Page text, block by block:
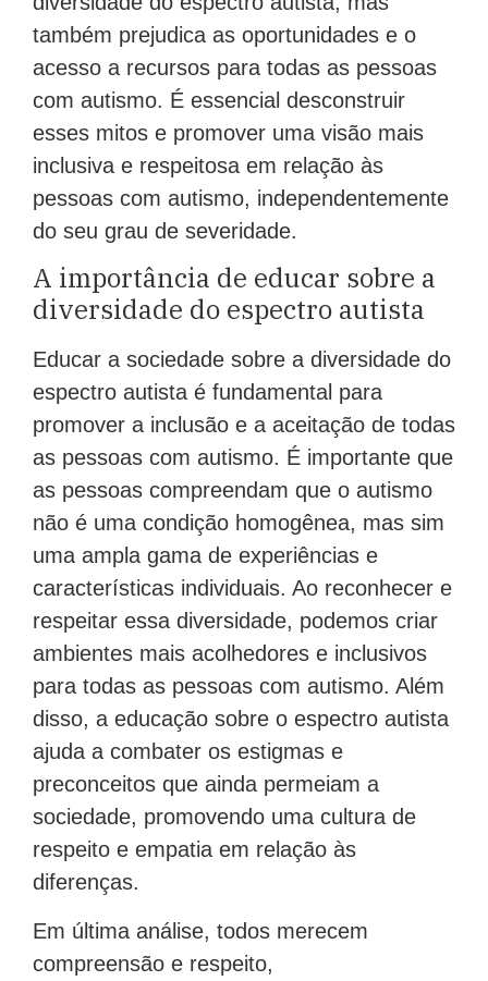
também prejudica as oportunidades e o
acesso a recursos para todas as pessoas
com autismo. É essencial desconstruir
esses mitos e promover uma visão mais
inclusiva e respeitosa em relação às
pessoas com autismo, independentemente
do seu grau de severidade.
A importância de educar sobre a
diversidade do espectro autista
Educar a sociedade sobre a diversidade do
espectro autista é fundamental para
promover a inclusão e a aceitação de todas
as pessoas com autismo. É importante que
as pessoas compreendam que o autismo
não é uma condição homogênea, mas sim
uma ampla gama de experiências e
características individuais. Ao reconhecer e
respeitar essa diversidade, podemos criar
ambientes mais acolhedores e inclusivos
para todas as pessoas com autismo. Além
disso, a educação sobre o espectro autista
ajuda a combater os estigmas e
preconceitos que ainda permeiam a
sociedade, promovendo uma cultura de
respeito e empatia em relação às
diferenças.
Em última análise, todos merecem
compreensão e respeito,